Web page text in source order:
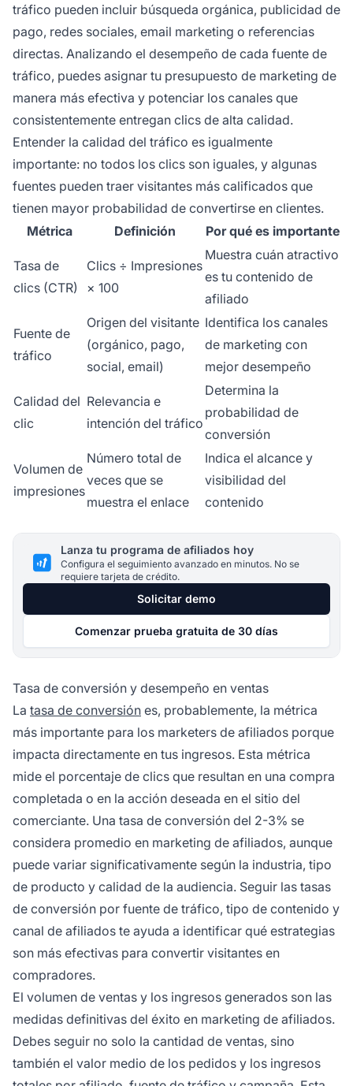
tráfico pueden incluir búsqueda orgánica, publicidad de
pago, redes sociales, email marketing o referencias
directas. Analizando el desempeño de cada fuente de
tráfico, puedes asignar tu presupuesto de marketing de
manera más efectiva y potenciar los canales que
consistentemente entregan clics de alta calidad.
Entender la calidad del tráfico es igualmente
importante: no todos los clics son iguales, y algunas
fuentes pueden traer visitantes más calificados que
tienen mayor probabilidad de convertirse en clientes.
Métrica
Definición Por qué es importante
Tasa de
clics (CTR)
Clics ÷ Impresiones
× 100
Muestra cuán atractivo
es tu contenido de
afiliado
Fuente de
tráfico
Origen del visitante
(orgánico, pago,
social, email)
Identifica los canales
de marketing con
mejor desempeño
Calidad del
clic
Relevancia e
intención del tráfico
Determina la
probabilidad de
conversión
Volumen de
impresiones
Número total de
veces que se
muestra el enlace
Indica el alcance y
visibilidad del
contenido
Lanza tu programa de afiliados hoy
Configura el seguimiento avanzado en minutos. No se
requiere tarjeta de crédito.
Solicitar demo
Comenzar prueba gratuita de 30 días
Tasa de conversión y desempeño en ventas
La tasa de conversión es, probablemente, la métrica
más importante para los marketers de afiliados porque
impacta directamente en tus ingresos. Esta métrica
mide el porcentaje de clics que resultan en una compra
completada o en la acción deseada en el sitio del
comerciante. Una tasa de conversión del 2-3% se
considera promedio en marketing de afiliados, aunque
puede variar significativamente según la industria, tipo
de producto y calidad de la audiencia. Seguir las tasas
de conversión por fuente de tráfico, tipo de contenido y
canal de afiliados te ayuda a identificar qué estrategias
son más efectivas para convertir visitantes en
compradores.
El volumen de ventas y los ingresos generados son las
medidas definitivas del éxito en marketing de afiliados.
Debes seguir no solo la cantidad de ventas, sino
también el valor medio de los pedidos y los ingresos